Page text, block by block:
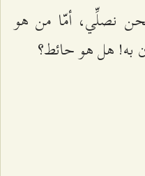
نصلِّي، أمّا من هو
به! هل هو حائط؟